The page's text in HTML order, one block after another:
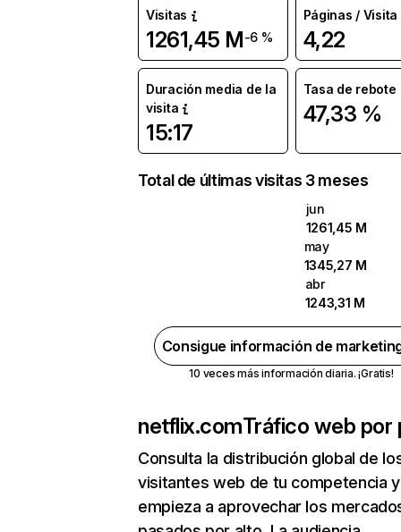
Visitas
1261,45 M-6 %
Páginas / Visita
4,22
Duración media de la
visita
15:17
Tasa de rebote
47,33 %
Total de últimas visitas 3 meses
jun
1261,45 M
may
1345,27 M
abr
1243,31 M
Consigue información de
10 veces más información diaria. ¡Gratis!
netflix.comTráfico web por
Consulta la distribución global de
visitantes web de tu competencia y
empieza a aprovechar los